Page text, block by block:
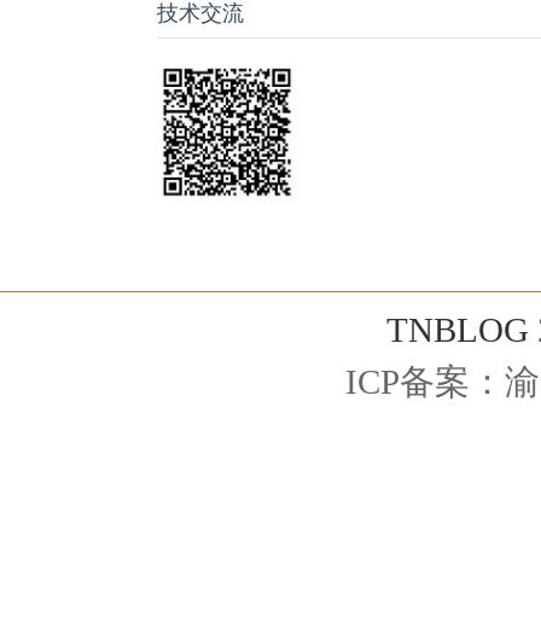
技术交流
TNBLOG
ICP备案：